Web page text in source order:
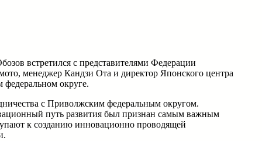
встретился с представителями Федерации
менеджер Кандзи Ота и директор Японского центра
округе.
с Приволжским федеральным округом.
путь развития был признан самым важным
к созданию инновационно проводящей